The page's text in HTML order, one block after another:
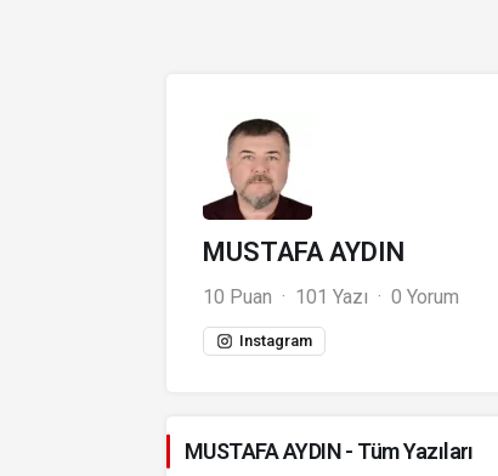
MUSTAFA AYDIN
10 Puan 101 Yazı 0 Yorum
Instagram
MUSTAFA AYDIN - Tüm Yazıları